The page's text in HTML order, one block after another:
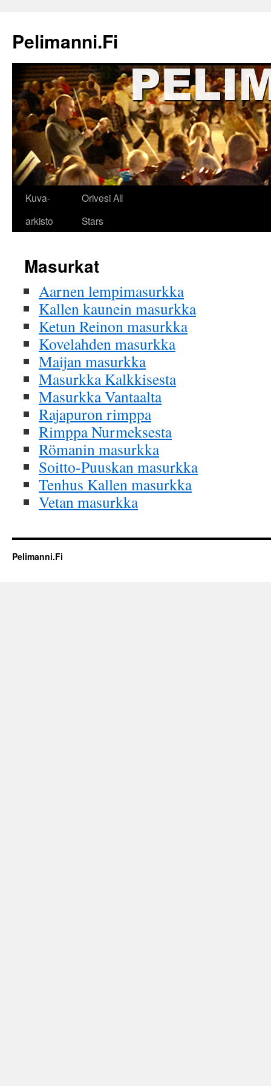
Pelimanni.Fi
Kuva-
arkisto
Orivesi All
Stars
Masurkat
Aarnen lempimasurkka
Kallen kaunein masurkka
Ketun Reinon masurkka
Kovelahden masurkka
Maijan masurkka
Masurkka Kalkkisesta
Masurkka Vantaalta
Rajapuron rimppa
Rimppa Nurmeksesta
Römanin masurkka
Soitto-Puuskan masurkka
Tenhus Kallen masurkka
Vetan masurkka
Pelimanni.Fi